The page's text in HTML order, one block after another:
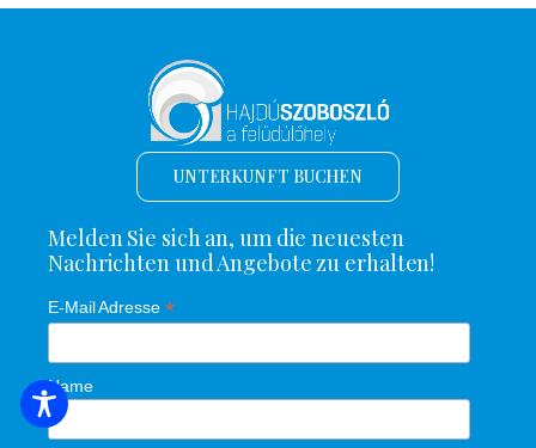
UNTERKUNFT BUCHEN
Melden Sie sich an, um die neuesten
Nachrichten und Angebote zu erhalten!
E-Mail Adresse *
Name